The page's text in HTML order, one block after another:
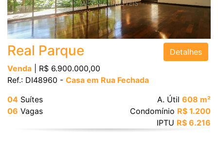
Real Parque
Venda | R$ 6.900.000,00
Ref.: DI48960 - Casa em Rua Fechada
Detalhes
04 Suítes
06 Vagas
A. Útil 608 m²
Condomínio R$ 1.200
IPTU R$ 6.216